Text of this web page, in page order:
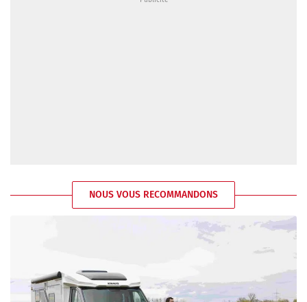
NOUS VOUS RECOMMANDONS